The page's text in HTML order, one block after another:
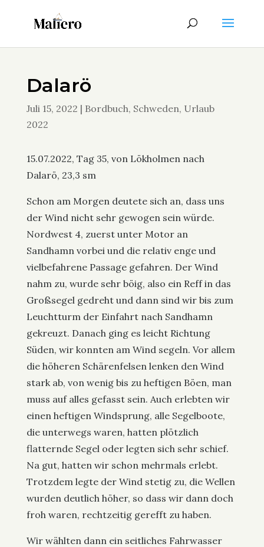
Dalarö
Juli 15, 2022 | Bordbuch, Schweden, Urlaub
2022
15.07.2022, Tag 35, von Lökholmen nach
Dalarö, 23,3 sm
Schon am Morgen deutete sich an, dass uns
der Wind nicht sehr gewogen sein würde.
Nordwest 4, zuerst unter Motor an
Sandhamn vorbei und die relativ enge und
vielbefahrene Passage gefahren. Der Wind
nahm zu, wurde sehr böig, also ein Reff in das
Großsegel gedreht und dann sind wir bis zum
Leuchtturm der Einfahrt nach Sandhamn
gekreuzt. Danach ging es leicht Richtung
Süden, wir konnten am Wind segeln. Vor allem
die höheren Schärenfelsen lenken den Wind
stark ab, von wenig bis zu heftigen Böen, man
muss auf alles gefasst sein. Auch erlebten wir
einen heftigen Windsprung, alle Segelboote,
die unterwegs waren, hatten plötzlich
flatternde Segel oder legten sich sehr schief.
Na gut, hatten wir schon mehrmals erlebt.
Trotzdem legte der Wind stetig zu, die Wellen
wurden deutlich höher, so dass wir dann doch
froh waren, rechtzeitig gerefft zu haben.
Wir wählten dann ein seitliches Fahrwasser